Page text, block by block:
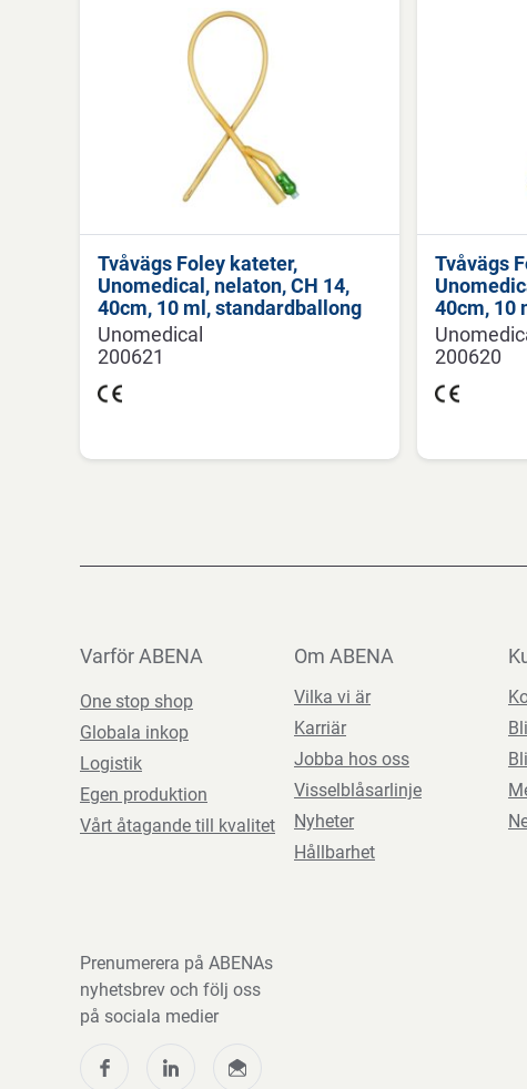
Tvåvägs Foley kateter,
Unomedical, nelaton, CH 14,
40cm, 10 ml, standardballong
Unomedical
200621
Tvåvägs
40cm, 10
200620
Varför ABENA
One stop shop
Globala inkop
Logistik
Egen produktion
Vårt åtagande till kvalitet
Om ABENA
Vilka vi är
Karriär
Jobba hos oss
Visselblåsarlinje
Nyheter
Hållbarhet
Prenumerera på ABENAs
nyhetsbrev och följ oss
på sociala medier